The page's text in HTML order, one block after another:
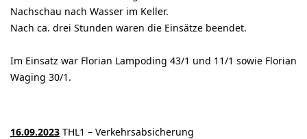
Nachschau nach Wasser im Keller.
Nach ca. drei Stunden waren die Einsätze beendet.
Im Einsatz war Florian Lampoding 43/1 und 11/1 sowie Florian
Waging 30/1.
16.09.2023 THL1 – Verkehrsabsicherung